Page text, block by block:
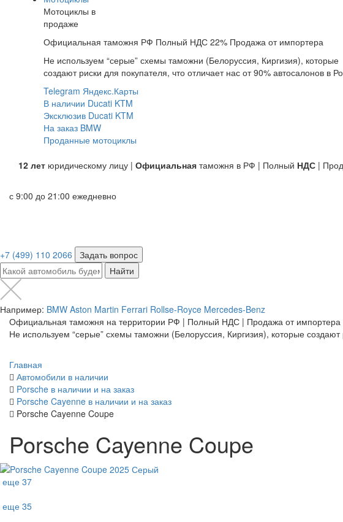
Мотоциклы в
продаже
Официальная таможня РФ Полный НДС 22% Продажа от импортера
Не используем “серые” схемы таможни (Белоруссия, Киргизия), которые
создают риски для покупателя, что отличает нас от 90% автосалонов в
Telegram Яндекс.Карты
В наличии Ducati KTM
Эксклюзив Ducati KTM
На заказ BMW
Проданные мотоциклы
12 лет юридическому лицу | Официальная таможня в РФ | Полный НДС |
с 9:00 до 21:00 ежедневно
+7 (499) 110 2066
Задать вопрос
Найти
Например: BMW Aston Martin Ferrari Rollse-Royce Mercedes-Benz
Официальная таможня на территории РФ | Полный НДС | Продажа от импортера
Не используем “серые” схемы таможни (Белоруссия, Киргизия), которые
Главная
Автомобили в наличии
Porsche в наличии и на заказ
Porsche Cayenne в наличии и на заказ
Porsche Cayenne Coupe
Porsche Cayenne Coupe
еще 37
еще 35